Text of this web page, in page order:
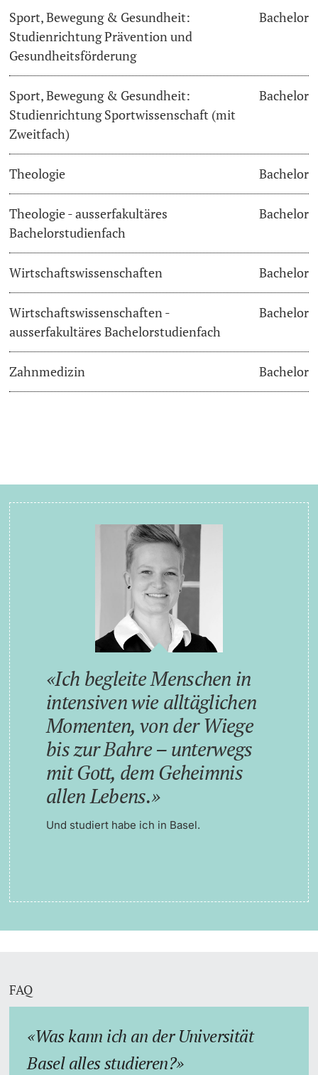
Sport, Bewegung & Gesundheit:
Studienrichtung Prävention und
Gesundheitsförderung
Bachelor
Sport, Bewegung & Gesundheit:
Studienrichtung Sportwissenschaft (mit
Zweitfach)
Bachelor
Theologie Bachelor
Theologie - ausserfakultäres
Bachelorstudienfach
Bachelor
Wirtschaftswissenschaften Bachelor
Wirtschaftswissenschaften -
ausserfakultäres Bachelorstudienfach
Bachelor
Zahnmedizin Bachelor
Ich begleite Menschen in
intensiven wie alltäglichen
Momenten, von der Wiege
bis zur Bahre – unterwegs
mit Gott, dem Geheimnis
allen Lebens.
Und studiert habe ich in Basel.
FAQ
Was kann ich an der Universität
Basel alles studieren?